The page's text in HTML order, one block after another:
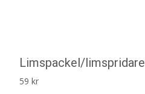
Limspackel/limspridare
59 kr